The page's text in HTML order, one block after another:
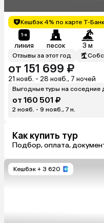
Кешбэк 4% по карте Т-
линия песок 3 м
Отзывы за этот год
от 151 699 ₽
21 нояб. - 28 нояб., 7 ночей
Выгодные туры на соседние
от 160 501 ₽
2 нояб. - 9 нояб., 7 н.
Как купить тур
Подбор, оплата,
Кешбэк + 3 620